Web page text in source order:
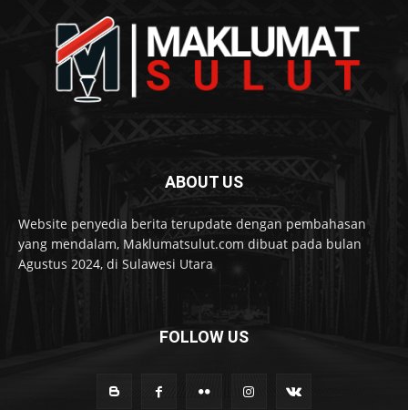
ABOUT US
Website penyedia berita terupdate dengan pembahasan
yang mendalam, Maklumatsulut.com dibuat pada bulan
Agustus 2024, di Sulawesi Utara
FOLLOW US